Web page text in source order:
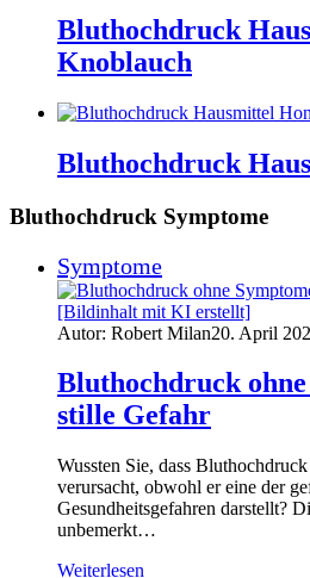
Bluthochdruck
Knoblauch
Bluthochdruck
Bluthochdruck Symptome
Symptome
Autor: Robert Milan20. April
Bluthochdruck
stille Gefahr
Wussten Sie, dass
verursacht, obwohl er eine der
Gesundheitsgefahren darstellt?
unbemerkt…
Weiterlesen